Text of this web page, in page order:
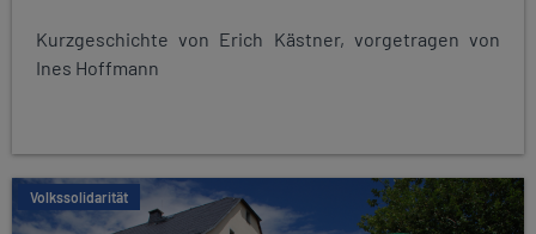
Kurzgeschichte von Erich Kästner, vorgetragen von
Ines Hoffmann
Volkssolidarität